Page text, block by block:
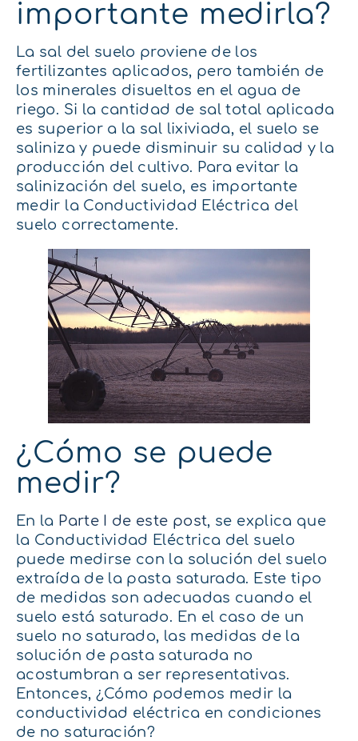
importante medirla?
La sal del suelo proviene de los
fertilizantes aplicados, pero también de
los minerales disueltos en el agua de
riego. Si la cantidad de sal total aplicada
es superior a la sal lixiviada, el suelo se
saliniza y puede disminuir su calidad y la
producción del cultivo. Para evitar la
salinización del suelo, es importante
medir la Conductividad Eléctrica del
suelo correctamente.
¿Cómo se puede
medir?
En la Parte I de este post, se explica que
la Conductividad Eléctrica del suelo
puede medirse con la solución del suelo
extraída de la pasta saturada. Este tipo
de medidas son adecuadas cuando el
suelo está saturado. En el caso de un
suelo no saturado, las medidas de la
solución de pasta saturada no
acostumbran a ser representativas.
Entonces, ¿Cómo podemos medir la
conductividad eléctrica en condiciones
de no saturación?